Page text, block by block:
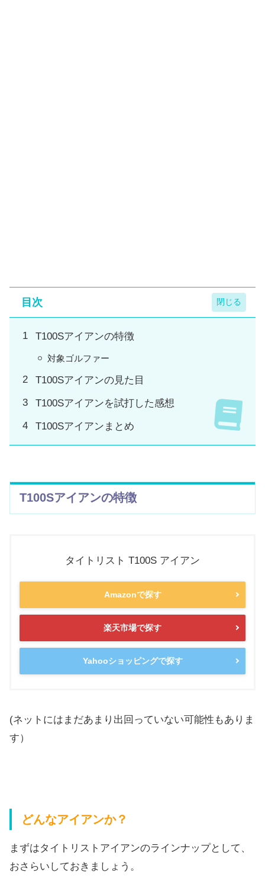
目次
T100Sアイアンの特徴
対象ゴルファー
T100Sアイアンの見た目
T100Sアイアンを試打した感想
T100Sアイアンまとめ
T100Sアイアンの特徴
タイトリスト T100S アイアン
Amazonで探す
楽天市場で探す
Yahooショッピングで探す
(ネットにはまだあまり出回っていない可能性もありま
す）
どんなアイアンか？
まずはタイトリストアイアンのラインナップとして、
おさらいしておきましょう。